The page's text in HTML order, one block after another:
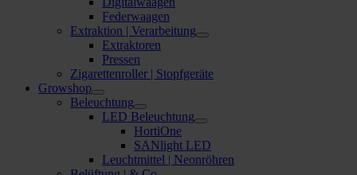
Federwaagen
Extraktion | Verarbeitung
Extraktoren
Pressen
Zigarettenroller | Stopfgeräte
Growshop
Beleuchtung
LED Beleuchtung
HortiOne
SANlight LED
Leuchtmittel | Neonröhren